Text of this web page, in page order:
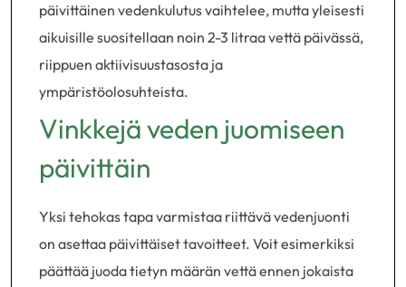
päivittäinen vedenkulutus vaihtelee, mutta yleisesti
aikuisille suositellaan noin 2-3 litraa vettä päivässä,
riippuen aktiivisuustasosta ja
ympäristöolosuhteista.
Vinkkejä veden juomiseen
päivittäin
Yksi tehokas tapa varmistaa riittävä vedenjuonti
on asettaa päivittäiset tavoitteet. Voit esimerkiksi
päättää juoda tietyn määrän vettä ennen jokaista